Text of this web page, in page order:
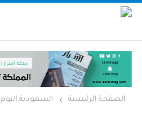
الصفحة الرئيسية السعودية اليوم